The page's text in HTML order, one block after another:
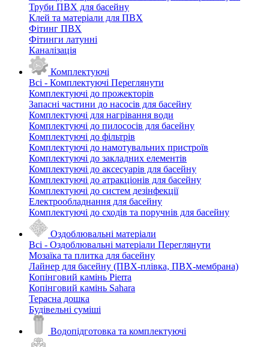
Труби ПВХ для басейну
Клей та матеріали для ПВХ
Фітинг ПВХ
Фітинги латунні
Каналізація
Комплектуючі
Всі - Комплектуючі Переглянути
Комплектуючі до прожекторів
Запасні частини до насосів для басейну
Комплектуючі для нагрівання води
Комплектуючі до пилососів для басейну
Комплектуючі до фільтрів
Комплектуючі до намотувальних пристроїв
Комплектуючі до закладних елементів
Комплектуючі до аксесуарів для басейну
Комплектуючі до атракціонів для басейну
Комплектуючі до систем дезінфекції
Електрообладнання для басейну
Комплектуючі до сходів та поручнів для басейну
Оздоблювальні матеріали
Всі - Оздоблювальні матеріали Переглянути
Мозаїка та плитка для басейну
Лайнер для басейну (ПВХ-плівка, ПВХ-мембрана)
Копінговий камінь Pierra
Копінговий камінь Sahara
Терасна дошка
Будівельні суміші
Водопідготовка та комплектуючі